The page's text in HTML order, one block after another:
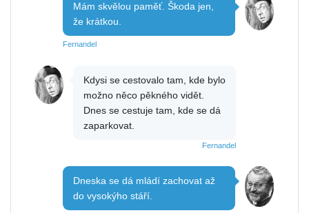
Mám skvělou paměť. Škoda jen,
že krátkou.
Fernandel
Kdysi se cestovalo tam, kde bylo
možno něco pěkného vidět.
Dnes se cestuje tam, kde se dá
zaparkovat.
Fernandel
Dneska se dá mládí zachovat až
do vysokýho stáří.